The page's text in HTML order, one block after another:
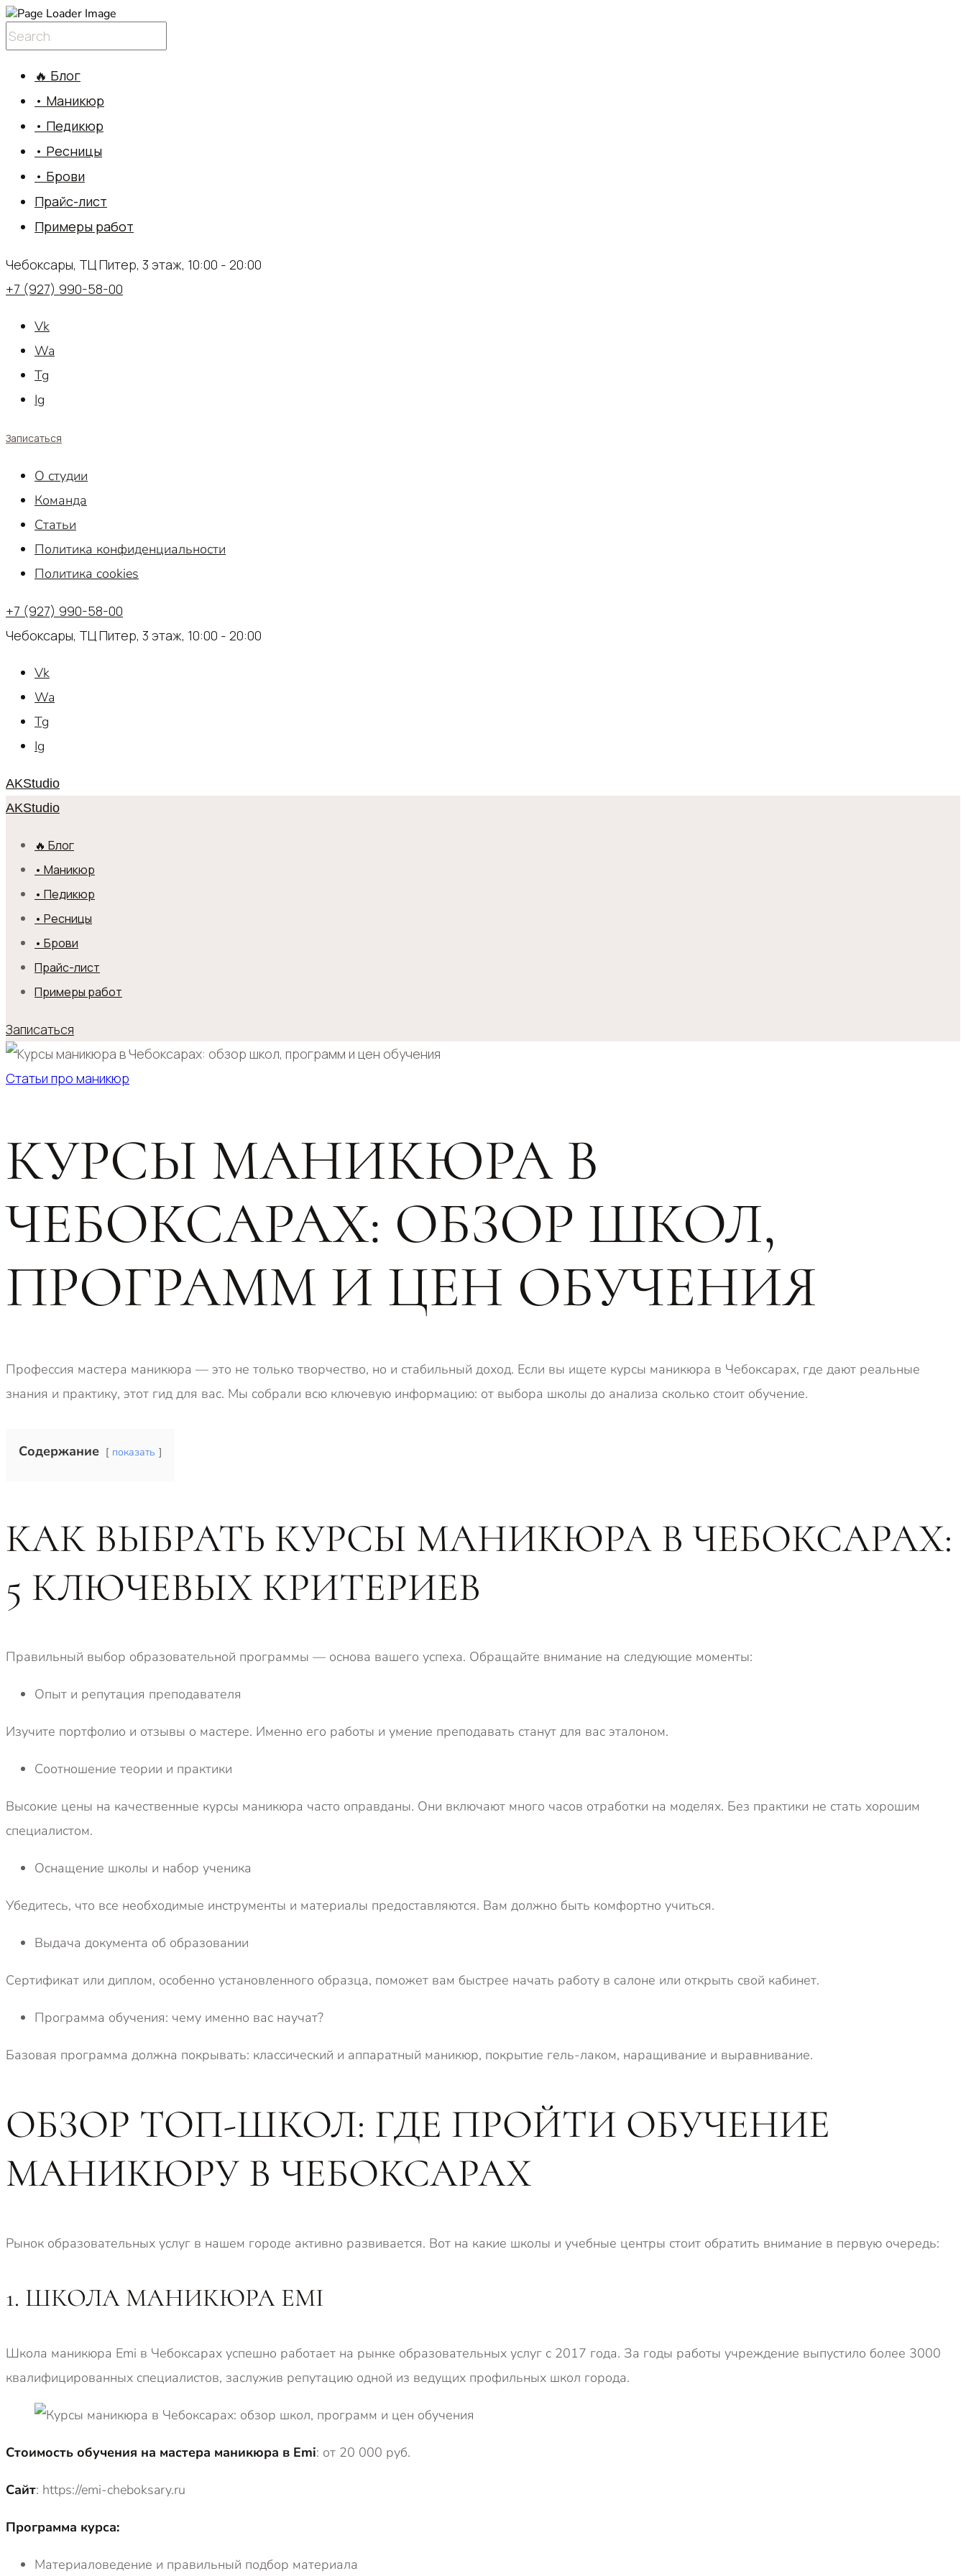
🔥 Блог
• Маникюр
• Педикюр
• Ресницы
• Брови
Прайс-лист
Примеры работ
Чебоксары, ТЦ Питер, 3 этаж, 10:00 - 20:00
+7 (927) 990-58-00
Vk
Wa
Tg
Ig
Записаться
О студии
Команда
Статьи
Политика конфиденциальности
Политика cookies
+7 (927) 990-58-00
Чебоксары, ТЦ Питер, 3 этаж, 10:00 - 20:00
Vk
Wa
Tg
Ig
AKStudio
AKStudio
🔥 Блог
• Маникюр
• Педикюр
• Ресницы
• Брови
Прайс-лист
Примеры работ
Записаться
Статьи про маникюр
КУРСЫ МАНИКЮРА В
ЧЕБОКСАРАХ: ОБЗОР ШКОЛ,
ПРОГРАММ И ЦЕН ОБУЧЕНИЯ
Профессия мастера маникюра — это не только творчество, но и стабильный доход. Если вы ищете курсы маникюра в Чебоксарах, где дают реальные
знания и практику, этот гид для вас. Мы собрали всю ключевую информацию: от выбора школы до анализа сколько стоит обучение.
Содержание показать
КАК ВЫБРАТЬ КУРСЫ МАНИКЮРА В ЧЕБОКСАРАХ:
5 КЛЮЧЕВЫХ КРИТЕРИЕВ
Правильный выбор образовательной программы — основа вашего успеха. Обращайте внимание на следующие моменты:
Опыт и репутация преподавателя
Изучите портфолио и отзывы о мастере. Именно его работы и умение преподавать станут для вас эталоном.
Соотношение теории и практики
Высокие цены на качественные курсы маникюра часто оправданы. Они включают много часов отработки на моделях. Без практики не стать хорошим
специалистом.
Оснащение школы и набор ученика
Убедитесь, что все необходимые инструменты и материалы предоставляются. Вам должно быть комфортно учиться.
Выдача документа об образовании
Сертификат или диплом, особенно установленного образца, поможет вам быстрее начать работу в салоне или открыть свой кабинет.
Программа обучения: чему именно вас научат?
Базовая программа должна покрывать: классический и аппаратный маникюр, покрытие гель-лаком, наращивание и выравнивание.
ОБЗОР ТОП-ШКОЛ: ГДЕ ПРОЙТИ ОБУЧЕНИЕ
МАНИКЮРУ В ЧЕБОКСАРАХ
Рынок образовательных услуг в нашем городе активно развивается. Вот на какие школы и учебные центры стоит обратить внимание в первую очередь:
1. ШКОЛА МАНИКЮРА EMI
Школа маникюра Emi в Чебоксарах успешно работает на рынке образовательных услуг с 2017 года. За годы работы учреждение выпустило более 3000
квалифицированных специалистов, заслужив репутацию одной из ведущих профильных школ города.
Стоимость обучения на мастера маникюра в Emi: от 20 000 руб.
Сайт: https://emi-cheboksary.ru
Программа курса:
Материаловедение и правильный подбор материала